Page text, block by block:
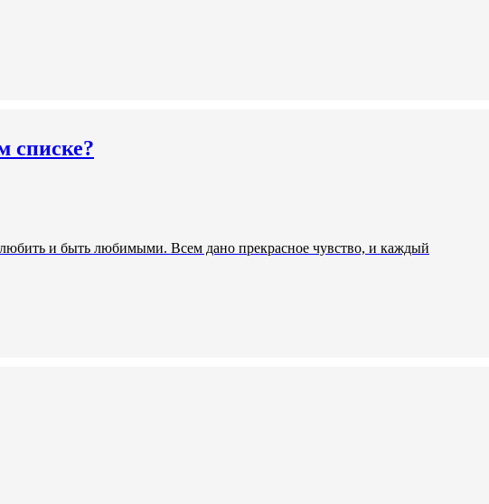
списке?
и быть любимыми. Всем дано прекрасное чувство, и каждый